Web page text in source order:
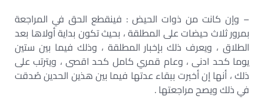
– وإن كانت من ذوات الحيض : فينقطع الحق في المراجعة
بمرور ثلاث حيضات على المطلقة ، بحيث تكون بداية أولاها بعد
الطلاق ، ويعرف ذلك بإخبار المطلقة ، وذلك فيما بين ستين
يوما كحد ادنى ، وعام قمري كامل كحد اقصى ، ويترتب على
ذلك ، أنها إن أخبرت ببقاء عدتها فيما بين هذين الحدين صُدقت
في ذلك ويصح مراجعتها .